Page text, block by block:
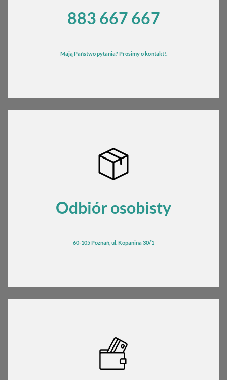
883 667 667
Mają Państwo pytania? Prosimy o kontakt!.
Odbiór osobisty
60-105 Poznań, ul. Kopanina 30/1